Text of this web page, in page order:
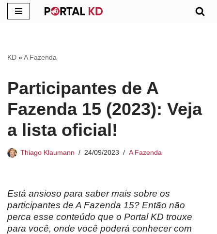
conteúdo
KD »A Fazenda
Participantes de A
Fazenda 15 (2023): Veja
a lista oficial!
Thiago Klaumann 24/09/2023 A Fazenda
Está ansioso para saber mais sobre os
participantes de A Fazenda 15? Então não
perca esse conteúdo que o Portal KD trouxe
para você, onde você poderá conhecer com